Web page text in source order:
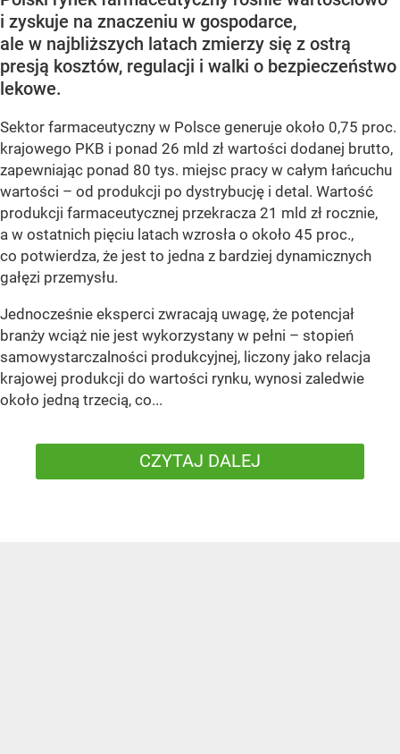
i zyskuje na znaczeniu w gospodarce,
ale w najbliższych latach zmierzy się z ostrą
presją kosztów, regulacji i walki o bezpieczeństwo
lekowe.
Sektor farmaceutyczny w Polsce generuje około 0,75 proc.
krajowego PKB i ponad 26 mld zł wartości dodanej brutto,
zapewniając ponad 80 tys. miejsc pracy w całym łańcuchu
wartości – od produkcji po dystrybucję i detal. Wartość
produkcji farmaceutycznej przekracza 21 mld zł rocznie,
a w ostatnich pięciu latach wzrosła o około 45 proc.,
co potwierdza, że jest to jedna z bardziej dynamicznych
gałęzi przemysłu.
Jednocześnie eksperci zwracają uwagę, że potencjał
branży wciąż nie jest wykorzystany w pełni – stopień
samowystarczalności produkcyjnej, liczony jako relacja
krajowej produkcji do wartości rynku, wynosi zaledwie
około jedną trzecią, co...
CZYTAJ DALEJ